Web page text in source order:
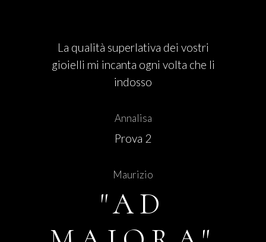
La qualità superlativa dei vostri
gioielli mi incanta ogni volta che li
indosso
Annalisa
Prova 2
Maurizio
"AD